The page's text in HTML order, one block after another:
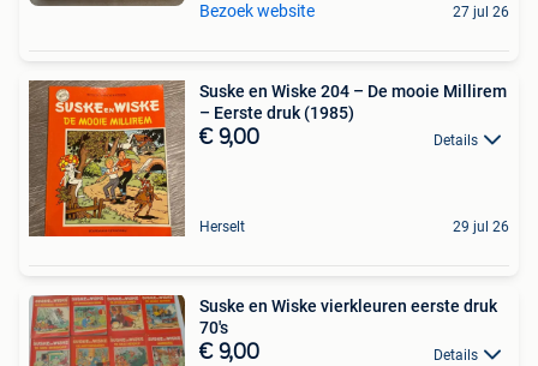
Bezoek website 27 jul 26
Suske en Wiske 204 – De mooie Millirem
– Eerste druk (1985)
€ 9,00 Details
Herselt 29 jul 26
Suske en Wiske vierkleuren eerste druk
70's
€ 9,00 Details